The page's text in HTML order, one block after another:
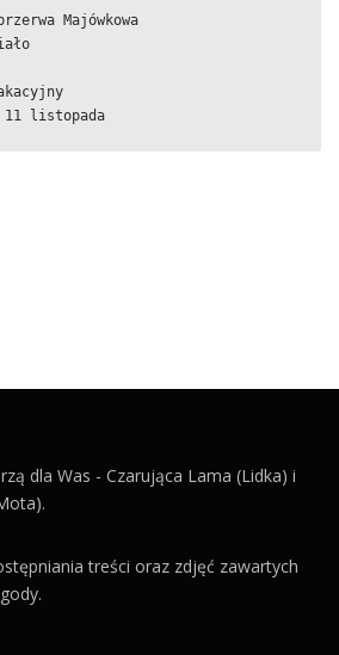
Majówkowa
11 listopada
dla Was - Czarująca Lama (Lidka) i
treści oraz zdjęć zawartych